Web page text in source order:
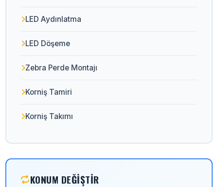
LED Aydınlatma
LED Döşeme
Zebra Perde Montajı
Korniş Tamiri
Korniş Takımı
KONUM DEĞIŞTIR